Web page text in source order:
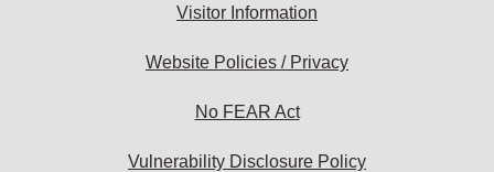
Visitor Information
Website Policies / Privacy
No FEAR Act
Vulnerability Disclosure Policy